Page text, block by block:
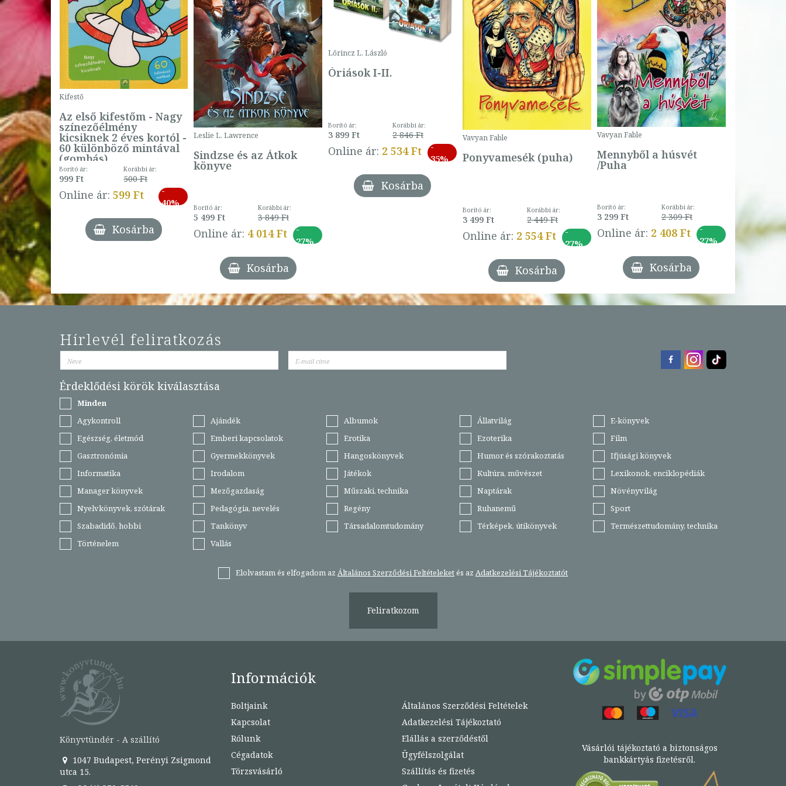
-
ár:
Ft
Ft
27%
Kifestő
Az első kifestőm - Nagy
színezőélmény
kicsiknek 2 éves kortól -
60 különböző mintával
(gombás)
Borító ár:
999 Ft
Korábbi ár:
500 Ft
Online ár: 599 Ft
-
40%
Kosárba
Leslie L. Lawrence
Sindzse és az Átkok
könyve
Borító ár:
5 499 Ft
Korábbi ár:
3 849 Ft
Online ár: 4 014 Ft
-
27%
Kosárba
Lőrincz L. László
Óriások I-II.
Borító ár:
3 899 Ft
Korábbi ár:
2 846 Ft
Online ár: 2 534 Ft
-
35%
Kosárba
Vavyan Fable
Ponyvamesék (puha)
Borító ár:
3 499 Ft
Korábbi ár:
2 449 Ft
Online ár: 2 554 Ft
-
27%
Kosárba
Vavyan Fable
Mennyből a húsvét
/Puha
Borító ár:
3 299 Ft
Korábbi ár:
2 309 Ft
Online ár: 2 408 Ft
-
27%
Kosárba
Hírlevél feliratkozás
Érdeklődési körök kiválasztása
Minden
Agykontroll
Ajándék Albumok Állatvilág
E-könyvek
Egészség, életmód
Emberi kapcsolatok Erotika Ezoterika
Film
Gasztronómia
Gyermekkönyvek Hangoskönyvek Humor és szórakoztatás
Ifjúsági könyvek
Informatika
Irodalom Játékok Kultúra, művészet
Lexikonok, enciklopédiák
Manager könyvek
Mezőgazdaság Műszaki, technika Naptárak
Növényvilág
Nyelvkönyvek, szótárak
Pedagógia, nevelés Regény Ruhanemű
Sport
Szabadidő, hobbi
Tankönyv Társadalomtudomány Térképek, útikönyvek
Természettudomány, technika
Történelem
Vallás
Elolvastam és elfogadom az Általános Szerződési Feltételeketés az Adatkezelési Tájékoztatót
Feliratkozom
Könyvtündér - A szállító
1047 Budapest, Perényi Zsigmond
utca 15.
Információk
Boltjaink
Kapcsolat
Rólunk
Cégadatok
Törzsvásárló
Általános Szerződési Feltételek
Adatkezelési Tájékoztató
Elállás a szerződéstől
Ügyfélszolgálat
Szállítás és fizetés
Vásárlói tájékoztató a biztonságos
bankkártyás fizetésről.